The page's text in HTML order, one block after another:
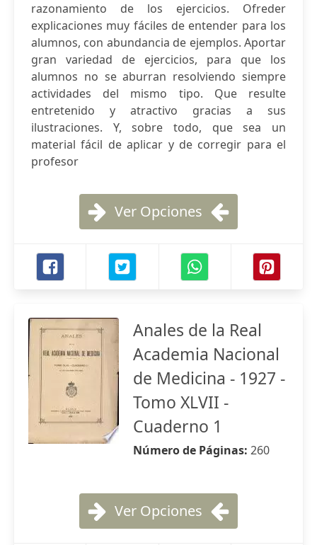
razonamiento de los ejercicios. Ofreder
explicaciones muy fáciles de entender para los
alumnos, con abundancia de ejemplos. Aportar
gran variedad de ejercicios, para que los
alumnos no se aburran resolviendo siempre
actividades del mismo tipo. Que resulte
entretenido y atractivo gracias a sus
ilustraciones. Y, sobre todo, que sea un
material fácil de aplicar y de corregir para el
profesor
Ver Opciones
Anales de la Real
Academia Nacional
de Medicina - 1927 -
Tomo XLVII -
Cuaderno 1
Número de Páginas: 260
Ver Opciones